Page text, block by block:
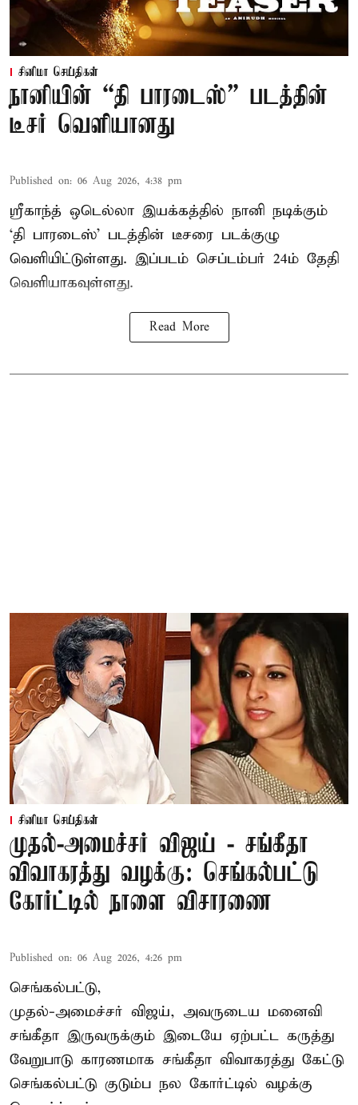
சினிமா செய்திகள்
நானியின் “தி பாரடைஸ்” படத்தின்
டீசர் வெளியானது
Published on: 06 Aug 2026, 4:38 pm
ஸ்ரீகாந்த் ஒடெல்லா இயக்கத்தில் நானி நடிக்கும்
‘தி பாரடைஸ்’ படத்தின் டீசரை படக்குழு
வெளியிட்டுள்ளது. இப்படம் செப்டம்பர் 24ம் தேதி
வெளியாகவுள்ளது.
Read More
சினிமா செய்திகள்
முதல்-அமைச்சர் விஜய் - சங்கீதா
விவாகரத்து வழக்கு: செங்கல்பட்டு
கோர்ட்டில் நாளை விசாரணை
Published on: 06 Aug 2026, 4:26 pm
செங்கல்பட்டு,
முதல்-அமைச்சர் விஜய், அவருடைய மனைவி
சங்கீதா இருவருக்கும் இடையே ஏற்பட்ட கருத்து
வேறுபாடு காரணமாக சங்கீதா விவாகரத்து கேட்டு
செங்கல்பட்டு குடும்ப நல கோர்ட்டில் வழக்கு